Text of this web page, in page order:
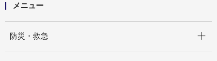
メニュー
防災・救急